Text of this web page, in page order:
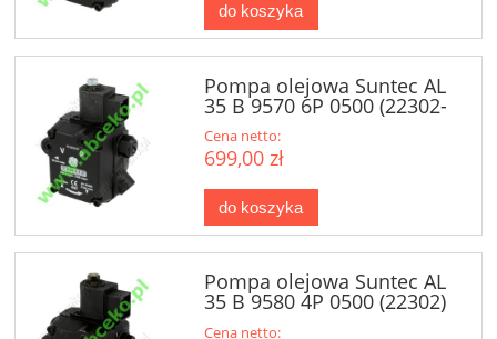
do koszyka
Pompa olejowa Suntec AL
35 B 9570 6P 0500 (22302-
70)
Cena netto:
699,00 zł
do koszyka
Pompa olejowa Suntec AL
35 B 9580 4P 0500 (22302)
Cena netto: